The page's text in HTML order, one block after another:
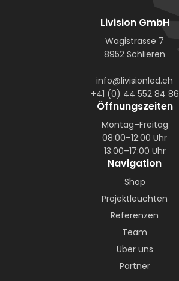
Livision GmbH
Wagistrasse 7
8952 Schlieren
info@livisionled.ch
+41 (0) 44 552 84 86
Öffnungszeiten
Montag–Freitag
08:00–12:00 Uhr
13:00–17:00 Uhr
Navigation
Shop
Projektleuchten
Referenzen
Team
Über uns
Partner